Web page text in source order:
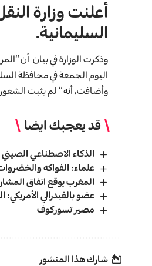
السليمانية.
وذكرت الوزارةفي بيان أن
اليوم الجمعة في محافظة السليمانية في تمام الساعة
وأضافت، أنه ” لم يثبت
قد يعجبك ايضا
الذكاء الاصطناعي
علماء: الفواكه
المغرب يوقع اتفاق
عضو بالفيدرالي
مصير تسوركوف
شارك هذا المنشور